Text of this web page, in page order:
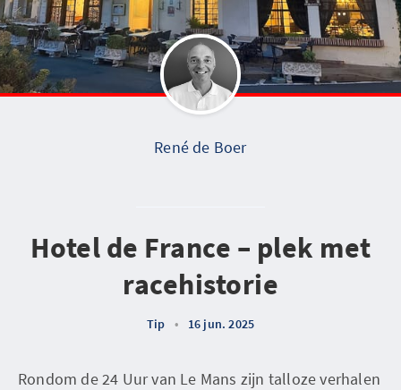
René de Boer
Hotel de France – plek met
racehistorie
Tip • 16 jun. 2025
Rondom de 24 Uur van Le Mans zijn talloze verhalen